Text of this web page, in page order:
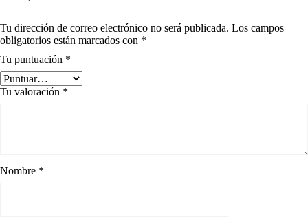
Tu dirección de correo electrónico no será publicada. Los campos
obligatorios están marcados con *
Tu puntuación *
Tu valoración *
Nombre *